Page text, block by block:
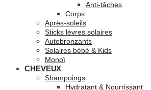
Anti-tâches
Corps
Après-soleils
Sticks lèvres solaires
Autobronzants
Solaires bébé & Kids
Monoï
CHEVEUX
Shampoings
Hydratant & Nourrissant